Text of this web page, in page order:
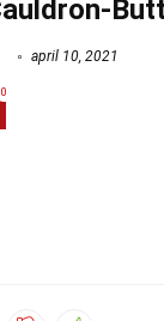
april 10, 2021
0